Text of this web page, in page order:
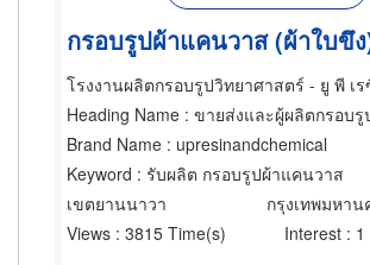
กรอบรูปผ้าแคนวาส (ผ้าใบขึ
Heading Name : ขายส่งและผู้ผลิตกรอบรู
Brand Name : upresinandchemical
Keyword : รับผลิต กรอบรูปผ้าแคนวาส
เขตยานนาวา
กรุงเทพมหาน
Views : 3815 Time(s) Interest : 1